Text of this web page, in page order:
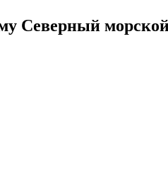
Северный морской